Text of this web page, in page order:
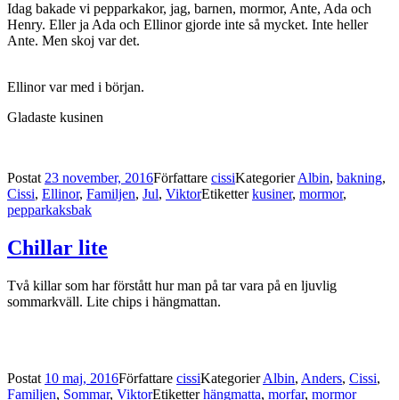
Idag bakade vi pepparkakor, jag, barnen, mormor, Ante, Ada och
Henry. Eller ja Ada och Ellinor gjorde inte så mycket. Inte heller
Ante. Men skoj var det.
Ellinor var med i början.
Gladaste kusinen
Postat23 november, 2016Författare cissiKategorierAlbin, bakning,
Cissi, Ellinor, Familjen, Jul, ViktorEtiketterkusiner, mormor,
pepparkaksbak
Chillar lite
Två killar som har förstått hur man på tar vara på en ljuvlig
sommarkväll. Lite chips i hängmattan.
Postat 10 maj, 2016Författare cissiKategorierAlbin, Anders, Cissi,
Familjen, Sommar, ViktorEtiketterhängmatta, morfar, mormor